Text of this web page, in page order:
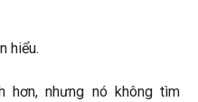
hiểu.
hơn, nhưng nó không tìm